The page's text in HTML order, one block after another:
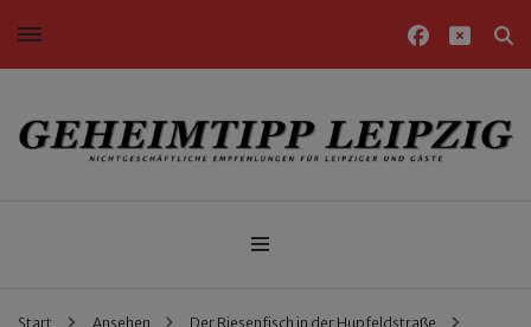
Nichtgeschäftliche Empfehlungen für Leipziger und Gäste
Start Ansehen
Der Riesenfisch in der Hupfeldstraße